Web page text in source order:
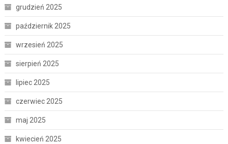
grudzień 2025
październik 2025
wrzesień 2025
sierpień 2025
lipiec 2025
czerwiec 2025
maj 2025
kwiecień 2025